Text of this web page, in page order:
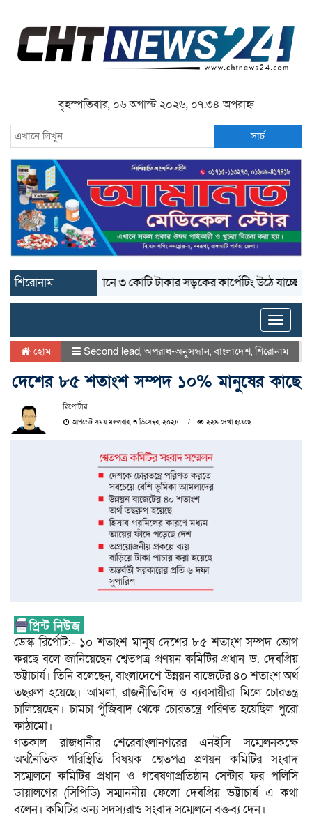
বৃহস্পতিবার, ০৬ অগাস্ট ২০২৬, ০৭:৩৪ অপরাহ্ন
সার্চ
শিরোনামবান্দরবানে ৩ কোটি টাকার সড়কের কার্পেটিং উঠে যাচ্ছে
Toggle
হোম Second lead,অপরাধ-অনুসন্ধান,বাংলাদেশ,শিরোনাম
দেশের ৮৫ শতাংশ সম্পদ ১০% মানুষের কাছে
রিপোর্টার
আপডেট সময় মঙ্গলবার, ৩ ডিসেম্বর, ২০২৪ ২২৯ দেখা হয়েছে
ডেস্ক রির্পোট:- ১০ শতাংশ মানুষ দেশের ৮৫ শতাংশ সম্পদ ভোগ
করছে বলে জানিয়েছেন শ্বেতপত্র প্রণয়ন কমিটির প্রধান ড. দেবপ্রিয়
ভট্টাচার্য। তিনি বলেছেন, বাংলাদেশে উন্নয়ন বাজেটের ৪০ শতাংশ অর্থ
তছরুপ হয়েছে। আমলা, রাজনীতিবিদ ও ব্যবসায়ীরা মিলে চোরতন্ত্র
চালিয়েছেন। চামচা পুঁজিবাদ থেকে চোরতন্ত্রে পরিণত হয়েছিল পুরো
কাঠামো।
গতকাল রাজধানীর শেরেবাংলানগরের এনইসি সম্মেলনকক্ষে
অর্থনৈতিক পরিস্থিতি বিষয়ক শ্বেতপত্র প্রণয়ন কমিটির সংবাদ
সম্মেলনে কমিটির প্রধান ও গবেষণাপ্রতিষ্ঠান সেন্টার ফর পলিসি
ডায়ালগের (সিপিডি) সম্মাননীয় ফেলো দেবপ্রিয় ভট্টাচার্য এ কথা
বলেন। কমিটির অন্য সদস্যরাও সংবাদ সম্মেলনে বক্তব্য দেন।